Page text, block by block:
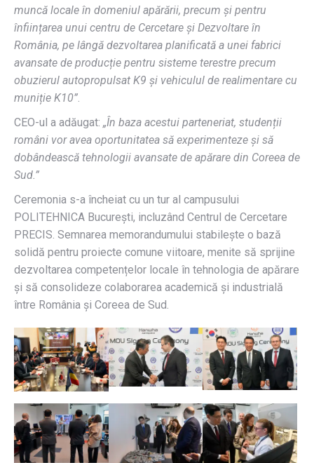
muncă locale în domeniul apărării, precum și pentru
înființarea unui centru de Cercetare și Dezvoltare în
România, pe lângă dezvoltarea planificată a unei fabrici
avansate de producție pentru sisteme terestre precum
obuzierul autopropulsat K9 și vehiculul de realimentare cu
muniție K10”
CEO-ul a adăugat: „În baza acestui parteneriat, studenții
români vor avea oportunitatea să experimenteze și să
dobândească tehnologii avansate de apărare din Coreea de
Sud.”
Ceremonia s-a încheiat cu un tur al campusului
POLITEHNICA București, incluzând Centrul de Cercetare
PRECIS. Semnarea memorandumului stabilește o bază
solidă pentru proiecte comune viitoare, menite să sprijine
dezvoltarea competențelor locale în tehnologia de apărare
și să consolideze colaborarea academică și industrială
între România și Coreea de Sud.